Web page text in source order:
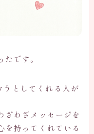
です。
としてくれる人が
ざわざメッセージを
を持ってくれている